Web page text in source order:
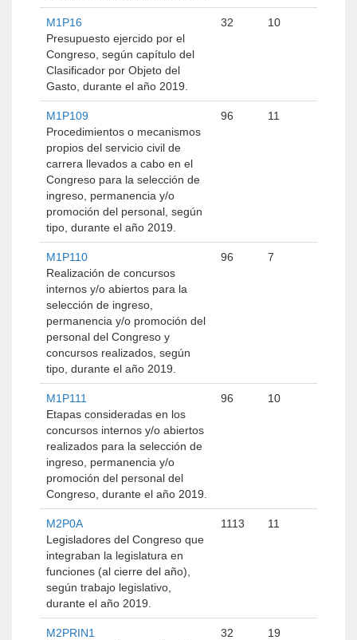
M1P16
Presupuesto ejercido por el
Congreso, según capítulo del
Clasificador por Objeto del
Gasto, durante el año 2019.
32 10
M1P109
Procedimientos o mecanismos
propios del servicio civil de
carrera llevados a cabo en el
Congreso para la selección de
ingreso, permanencia y/o
promoción del personal, según
tipo, durante el año 2019.
96 11
M1P110
Realización de concursos
internos y/o abiertos para la
selección de ingreso,
permanencia y/o promoción del
personal del Congreso y
concursos realizados, según
tipo, durante el año 2019.
96 7
M1P111
Etapas consideradas en los
concursos internos y/o abiertos
realizados para la selección de
ingreso, permanencia y/o
promoción del personal del
Congreso, durante el año 2019.
96 10
M2P0A
Legisladores del Congreso que
integraban la legislatura en
funciones (al cierre del año),
según trabajo legislativo,
durante el año 2019.
1113 11
M2PRIN1
32 19